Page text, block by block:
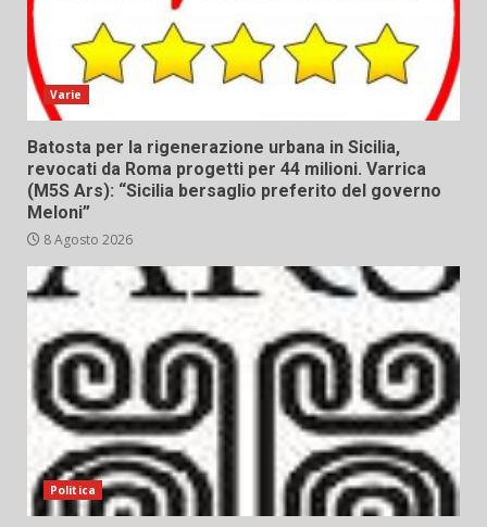
Varie
Batosta per la rigenerazione urbana in Sicilia,
revocati da Roma progetti per 44 milioni. Varrica
(M5S Ars): “Sicilia bersaglio preferito del governo
Meloni”
8 Agosto 2026
Politica